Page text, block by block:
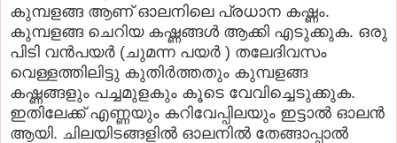
കുമ്പളങ്ങ ആണ് ഓലനിലെ പ്രധാന കഷ്ണം.
കുമ്പളങ്ങ ചെറിയ കഷ്ണങ്ങള്‍ ആക്കി എടുക്കുക. ഒരു
പിടി വന്‍പയര്‍ (ചുമന്ന പയര്‍ ) തലേദിവസം
വെള്ളത്തിലിട്ടു കുതിര്‍ത്തതും കുമ്പളങ്ങ
കഷ്ണങ്ങളും പച്ചമുളകും കൂടെ വേവിച്ചെടുക്കുക.
ഇതിലേക്ക് എണ്ണയും കറിവേപ്പിലയും ഇട്ടാല്‍ ഓലന്‍
ആയി. ചിലയിടങ്ങളില്‍ ഓലനില്‍ തേങ്ങാപ്പാല്‍